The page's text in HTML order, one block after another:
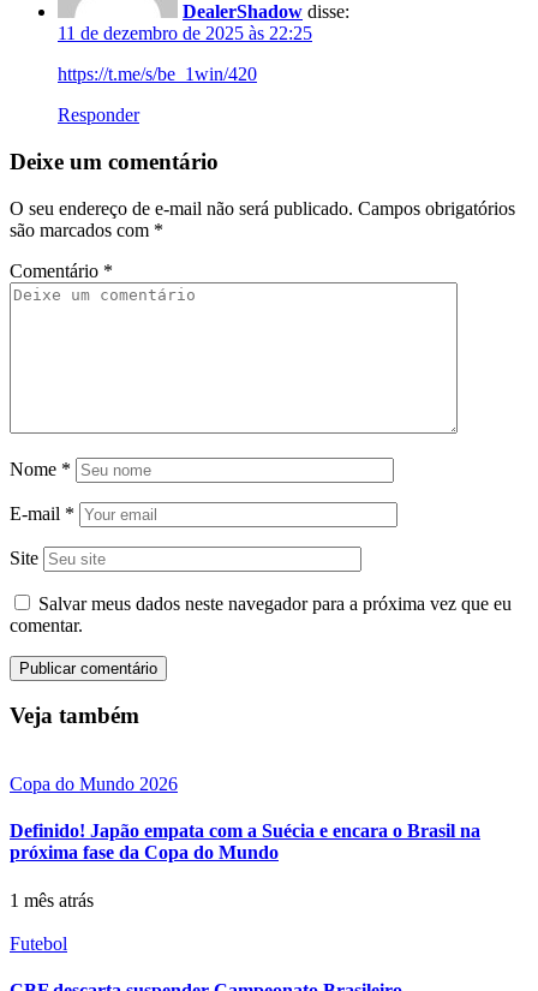
DealerShadow disse:
11 de dezembro de 2025 às 22:25
https://t.me/s/be_1win/420
Responder
Deixe um comentário
O seu endereço de e-mail não será publicado. Campos obrigatórios
são marcados com *
Comentário *
Nome *
E-mail *
Site
Salvar meus dados neste navegador para a próxima vez que eu
comentar.
Veja também
Copa do Mundo 2026
Definido! Japão empata com a Suécia e encara o Brasil na
próxima fase da Copa do Mundo
1 mês atrás
Futebol